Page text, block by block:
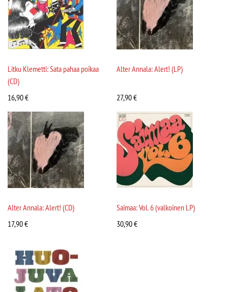
Litku Klemetti: Sata pahaa poikaa
(CD)
16,90€
Alter Annala: Alert! (LP)
27,90€
Alter Annala: Alert! (CD)
17,90€
Saimaa: Vol. 6 (valkoinen LP)
30,90€